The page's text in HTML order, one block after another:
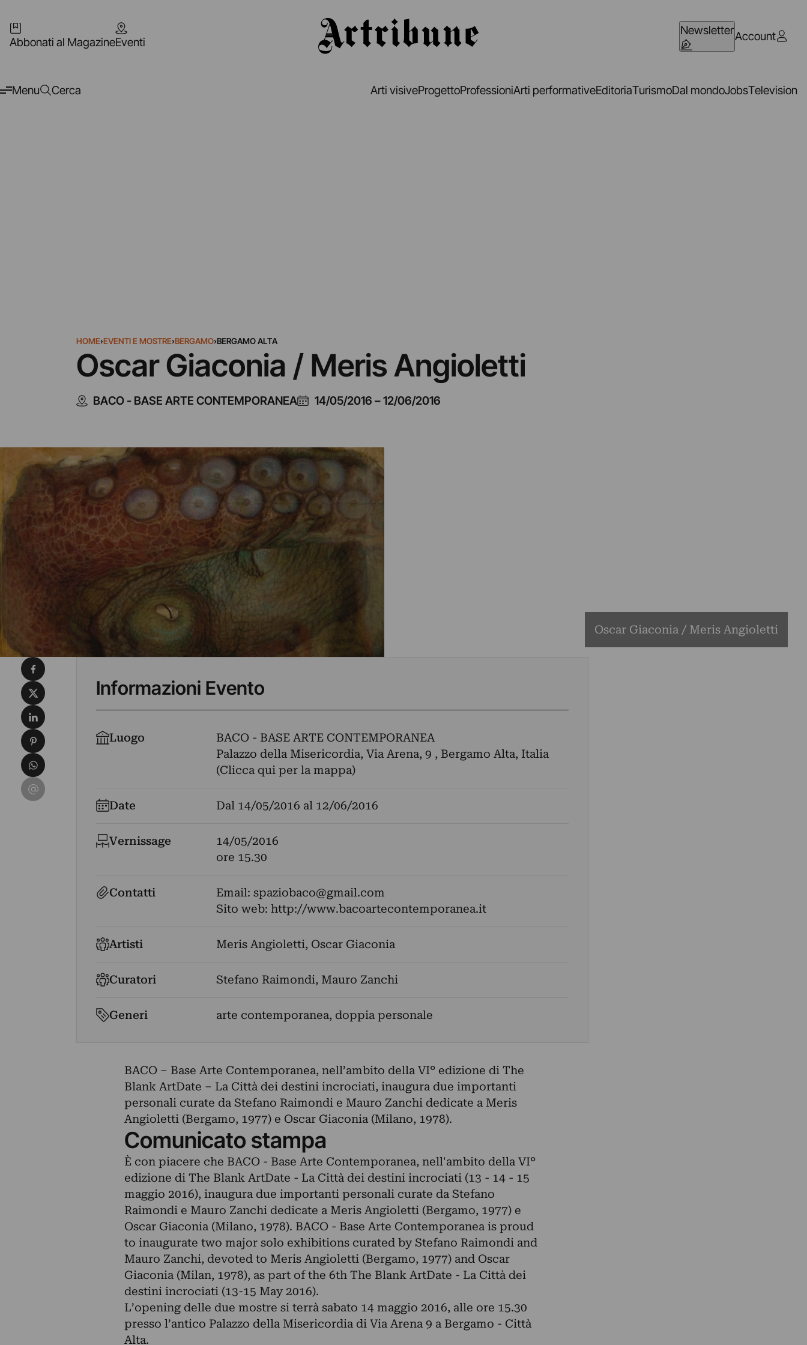
Abbonati al MagazineEventi
NewsletterAccount
Menu Cerca Arti visiveProgettoProfessioniArti performativeEditoriaTurismoDal mondoJobsTelevision
HOME›EVENTI E MOSTRE›BERGAMO›BERGAMO ALTA
Oscar Giaconia / Meris Angioletti
BACO - BASE ARTE CONTEMPORANEA 14/05/2016 –12/06/2016
Oscar Giaconia / Meris Angioletti
Informazioni Evento
Luogo
BACO - BASE ARTE CONTEMPORANEA
Palazzo della Misericordia, Via Arena, 9 , Bergamo Alta, Italia
(Clicca qui per la mappa)
Date Dal 14/05/2016 al 12/06/2016
Vernissage
14/05/2016
ore 15.30
Contatti Email: spaziobaco@gmail.com
Sito web: http://www.bacoartecontemporanea.it
Artisti Meris Angioletti, Oscar Giaconia
Curatori Stefano Raimondi, Mauro Zanchi
Generi arte contemporanea, doppia personale
BACO – Base Arte Contemporanea, nell’ambito della VI° edizione di The
Blank ArtDate – La Città dei destini incrociati, inaugura due importanti
personali curate da Stefano Raimondi e Mauro Zanchi dedicate a Meris
Angioletti (Bergamo, 1977) e Oscar Giaconia (Milano, 1978).
Comunicato stampa
È con piacere che BACO - Base Arte Contemporanea, nell'ambito della VI°
edizione di The Blank ArtDate - La Città dei destini incrociati (13 - 14 - 15
maggio 2016), inaugura due importanti personali curate da Stefano
Raimondi e Mauro Zanchi dedicate a Meris Angioletti (Bergamo, 1977) e
Oscar Giaconia (Milano, 1978). BACO - Base Arte Contemporanea is proud
to inaugurate two major solo exhibitions curated by Stefano Raimondi and
Mauro Zanchi, devoted to Meris Angioletti (Bergamo, 1977) and Oscar
Giaconia (Milan, 1978), as part of the 6th The Blank ArtDate - La Città dei
destini incrociati (13-15 May 2016).
L’opening delle due mostre si terrà sabato 14 maggio 2016, alle ore 15.30
presso l’antico Palazzo della Misericordia di Via Arena 9 a Bergamo - Città
Alta.
Condividi su Facebook
Condividi su X
Condividi su LinkedIn
Condividi su Pinterest
Condividi su WhatsApp
Condividi su Email